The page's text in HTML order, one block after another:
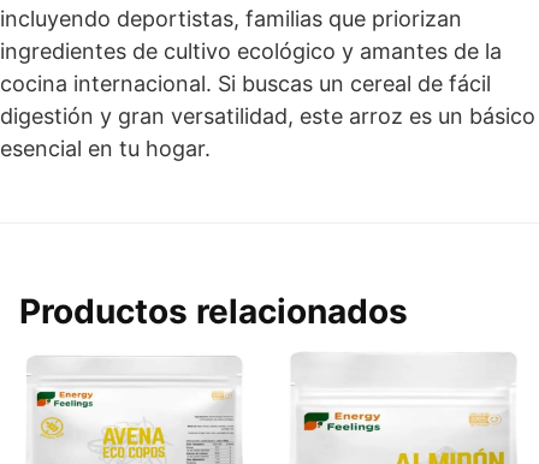
incluyendo deportistas, familias que priorizan
ingredientes de cultivo ecológico y amantes de la
cocina internacional. Si buscas un cereal de fácil
digestión y gran versatilidad, este arroz es un básico
esencial en tu hogar.
Productos relacionados